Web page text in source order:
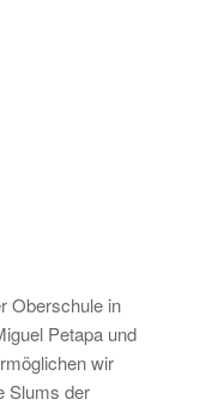
Oberschule in
Petapa und
wir
Slums der